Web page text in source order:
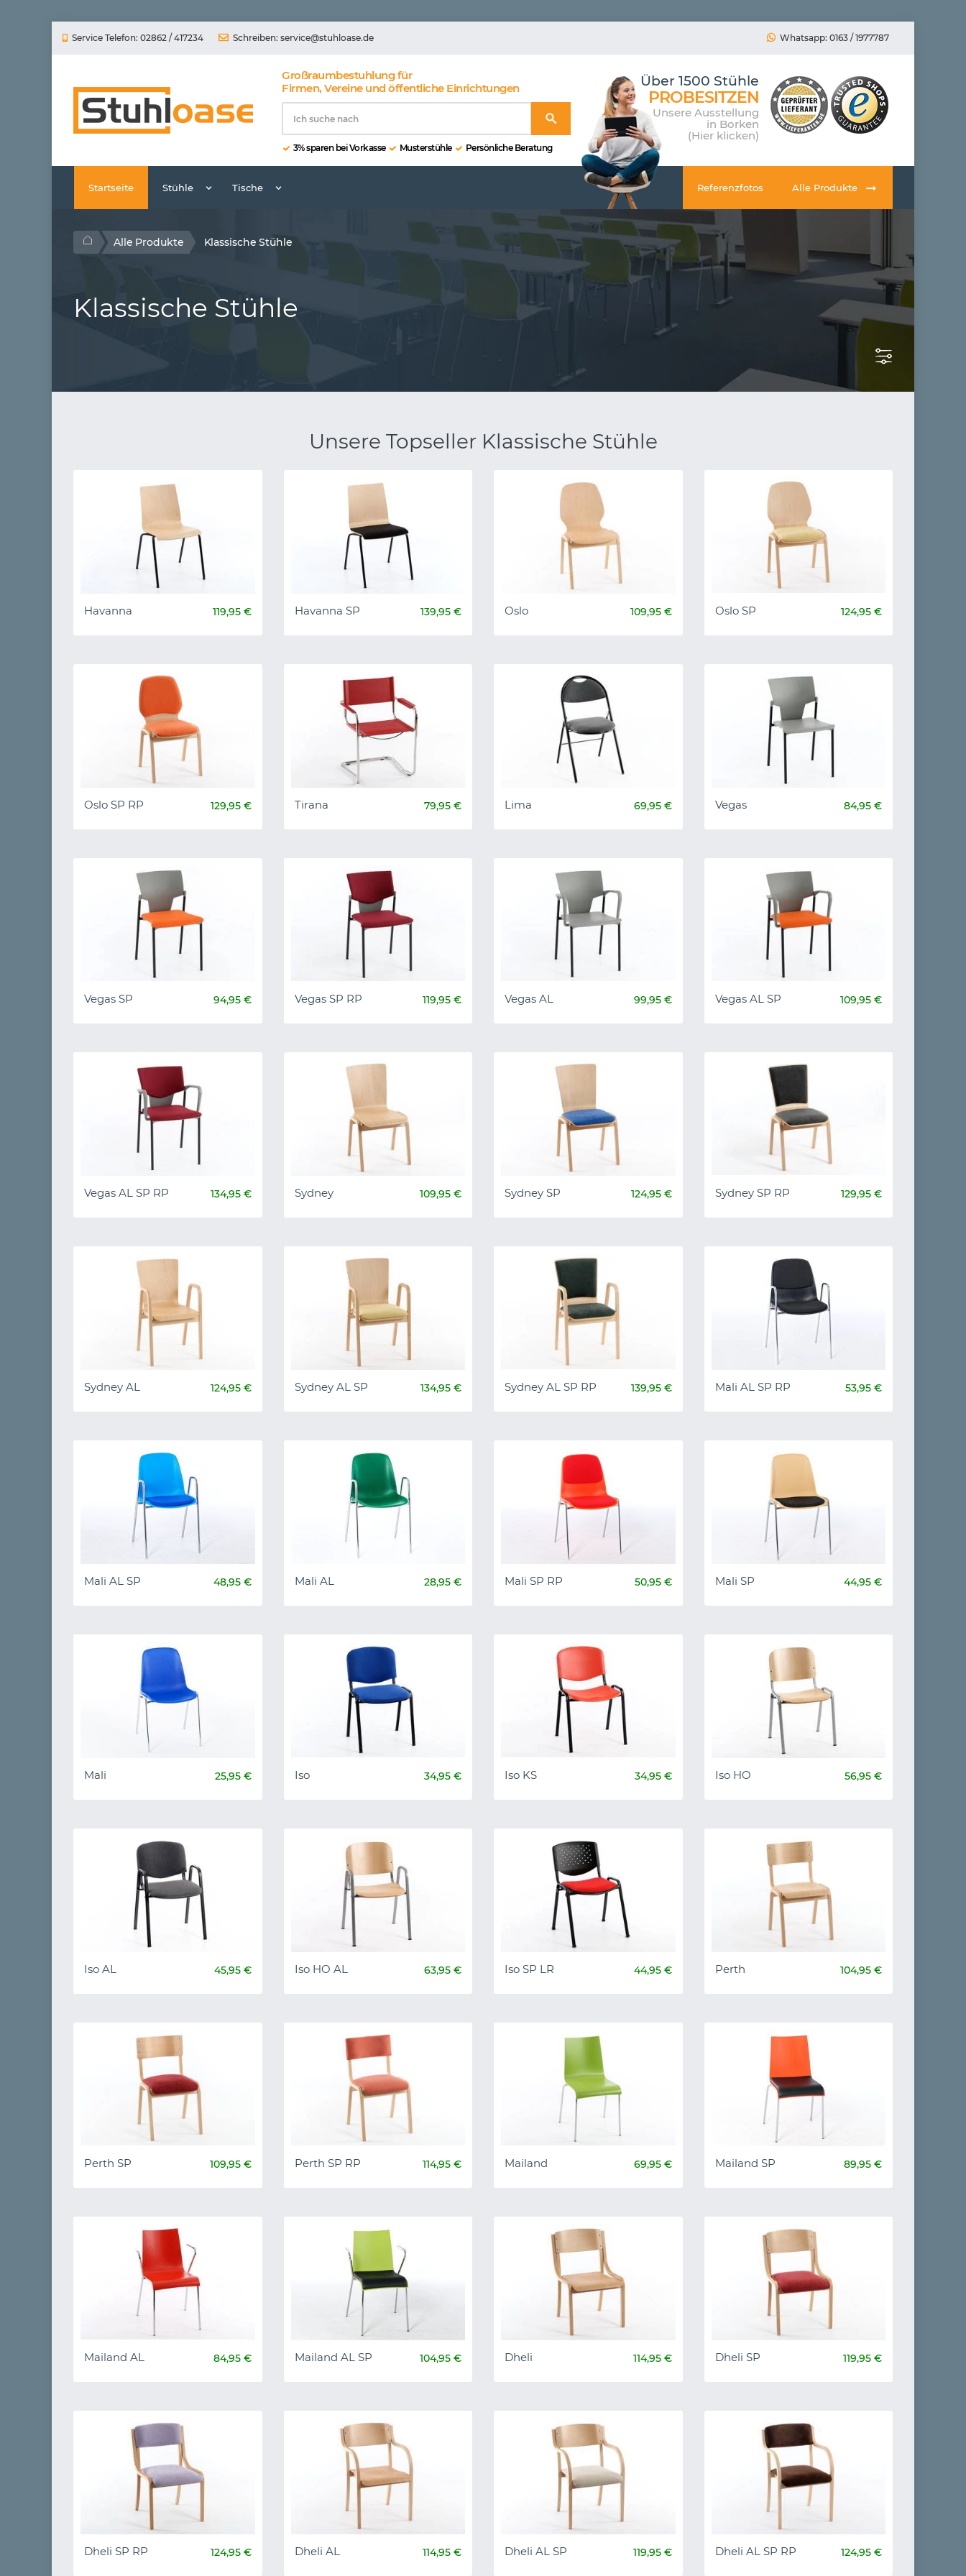
Service Telefon: 02862 / 417234 Schreiben: service@stuhloase.de Whatsapp: 0163 / 1977787
Großraumbestuhlung für
Firmen, Vereine und öffentliche Einrichtungen
3% sparen bei Vorkasse Musterstühle Persönliche Beratung
Über 1500 Stühle
PROBESITZEN
Unsere Ausstellung
in Borken
(Hier klicken)
Startseite Stühle Tische Referenzfotos Alle Produkte
Alle Produkte Klassische Stühle
Klassische Stühle
Unsere Topseller Klassische Stühle
Havanna 119,95 € Havanna SP 139,95 € Oslo 109,95 € Oslo SP 124,95 €
Oslo SP RP 129,95 € Tirana 79,95 € Lima 69,95 € Vegas 84,95 €
Vegas SP 94,95 € Vegas SP RP 119,95 € Vegas AL 99,95 € Vegas AL SP 109,95 €
Vegas AL SP RP 134,95 € Sydney 109,95 € Sydney SP 124,95 € Sydney SP RP 129,95 €
Sydney AL 124,95 € Sydney AL SP 134,95 € Sydney AL SP RP 139,95 € Mali AL SP RP 53,95 €
Mali AL SP 48,95 € Mali AL 28,95 € Mali SP RP 50,95 € Mali SP 44,95 €
Mali 25,95 € Iso 34,95 € Iso KS 34,95 € Iso HO 56,95 €
Iso AL 45,95 € Iso HO AL 63,95 € Iso SP LR 44,95 € Perth 104,95 €
Perth SP 109,95 € Perth SP RP 114,95 € Mailand 69,95 € Mailand SP 89,95 €
Mailand AL 84,95 € Mailand AL SP 104,95 € Dheli 114,95 € Dheli SP 119,95 €
Dheli SP RP 124,95 € Dheli AL 114,95 € Dheli AL SP 119,95 € Dheli AL SP RP 124,95 €